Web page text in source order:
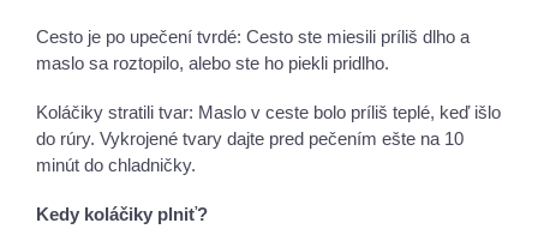
Cesto je po upečení tvrdé: Cesto ste miesili príliš dlho a
maslo sa roztopilo, alebo ste ho piekli pridlho.
Koláčiky stratili tvar: Maslo v ceste bolo príliš teplé, keď išlo
do rúry. Vykrojené tvary dajte pred pečením ešte na 10
minút do chladničky.
Kedy koláčiky plniť?